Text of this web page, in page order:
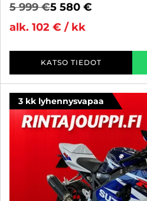
5 999 €5 580 €
alk. 102 € / kk
KATSO TIEDOT
3 kk lyhennysvapaa